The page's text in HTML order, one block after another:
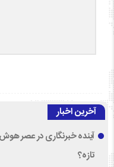
آخرین اخبار
آینده خبرنگاری در عصر
تازه؟